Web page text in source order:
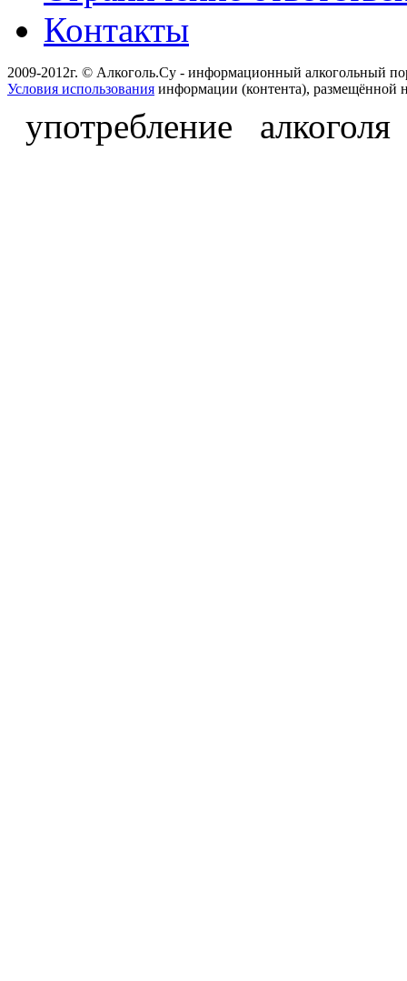
Контакты
2009-2012г. © Алкоголь.Су - информационный алкогольный
Условия использования информации (контента), размещённой
употребление